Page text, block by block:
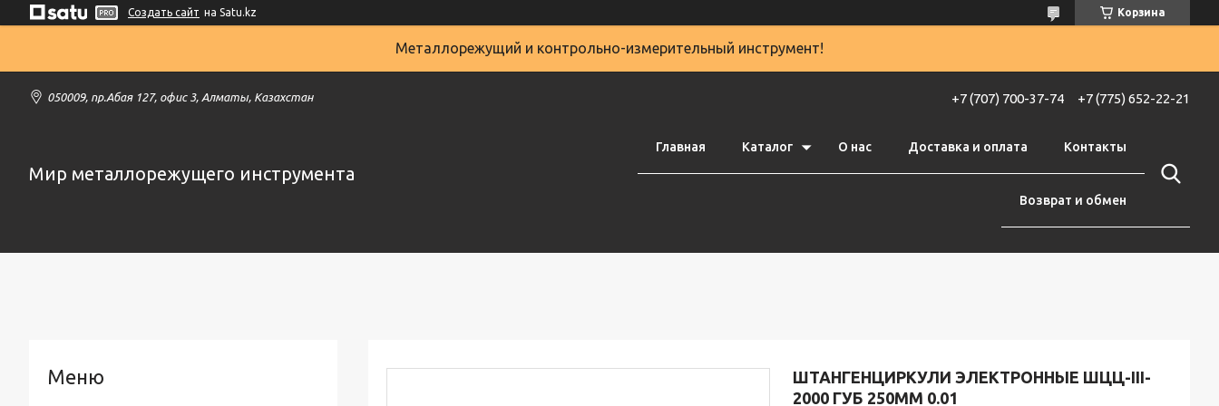
Создать сайт на Satu.kz Корзина
Металлорежущий и контрольно-измерительный инструмент!
050009, пр.Абая 127, офис 3, Алматы, Казахстан +7 (707) 700-37-74 +7 (775) 652-22-21
Мир металлорежущего инструмента
Главная Каталог О нас Доставка и оплата Контакты
Возврат и обмен
ШТАНГЕНЦИРКУЛИ ЭЛЕКТРОННЫЕ ШЦЦ-III-
2000 ГУБ 250ММ 0.01